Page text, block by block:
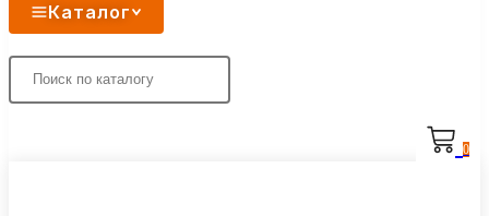
Каталог
0